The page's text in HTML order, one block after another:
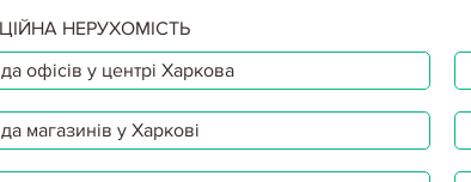
НЕРУХОМІСТЬ
офісів у центрі Харкова
магазинів у Харкові